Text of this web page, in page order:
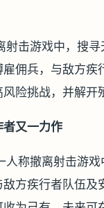
射击游戏中，搜
佣兵，与敌方
险挑战，并解开
者又一力作
人称撤离射击游
方疾行者队伍